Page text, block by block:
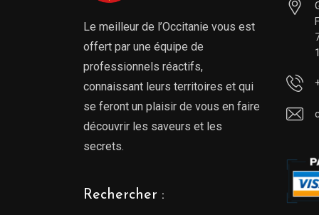
Le meilleur de l’Occitanie vous est
offert par une équipe de
professionnels réactifs,
connaissant leurs territoires et qui
se feront un plaisir de vous en faire
découvrir les saveurs et les
secrets.
Rechercher :